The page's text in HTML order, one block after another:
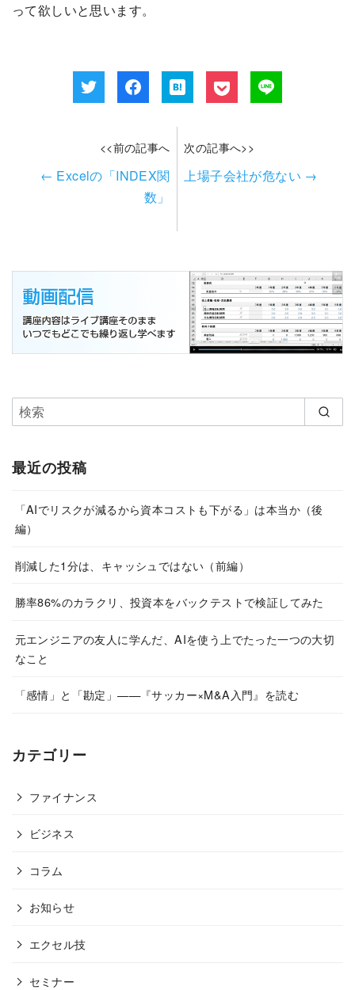
って欲しいと思います。
<<前の記事へ
← Excelの「INDEX関
数」
次の記事へ>>
上場子会社が危ない →
最近の投稿
「AIでリスクが減るから資本コストも下がる」は本当か（後
編）
削減した1分は、キャッシュではない（前編）
勝率86%のカラクリ、投資本をバックテストで検証してみた
元エンジニアの友人に学んだ、AIを使う上でたった一つの大切
なこと
「感情」と「勘定」——『サッカー×M&A入門』を読む
カテゴリー
ファイナンス
ビジネス
コラム
お知らせ
エクセル技
セミナー